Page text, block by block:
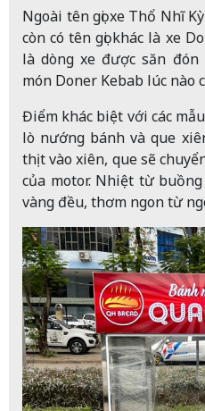
Ngoài tên gọi xe Thổ Nhĩ
còn có tên gọi khác là xe
là dòng xe được săn
món Doner Kebab lúc nào
Điểm khác biệt với các
lò nướng bánh và que
thịt vào xiên, que sẽ
của motor. Nhiệt từ
vàng đều, thơm ngon từ